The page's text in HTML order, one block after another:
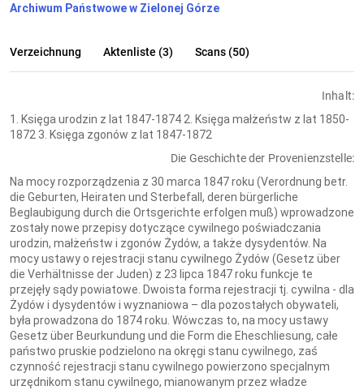
Archiwum Państwowe w Zielonej Górze
Verzeichnung Aktenliste (3) Scans (50)
Inhalt:
1. Księga urodzin z lat 1847-1874 2. Księga małżeństw z lat 1850-
1872 3. Księga zgonów z lat 1847-1872
Die Geschichte der Provenienzstelle:
Na mocy rozporządzenia z 30 marca 1847 roku (Verordnung betr.
die Geburten, Heiraten und Sterbefall, deren bürgerliche
Beglaubigung durch die Ortsgerichte erfolgen muß) wprowadzone
zostały nowe przepisy dotyczące cywilnego poświadczania
urodzin, małżeństw i zgonów Żydów, a także dysydentów. Na
mocy ustawy o rejestracji stanu cywilnego Żydów (Gesetz über
die Verhältnisse der Juden) z 23 lipca 1847 roku funkcje te
przejęły sądy powiatowe. Dwoista forma rejestracji tj. cywilna - dla
Żydów i dysydentów i wyznaniowa – dla pozostałych obywateli,
była prowadzona do 1874 roku. Wówczas to, na mocy ustawy
Gesetz über Beurkundung und die Form die Eheschliesung, całe
państwo pruskie podzielono na okręgi stanu cywilnego, zaś
czynność rejestracji stanu cywilnego powierzono specjalnym
urzędnikom stanu cywilnego, mianowanym przez władze